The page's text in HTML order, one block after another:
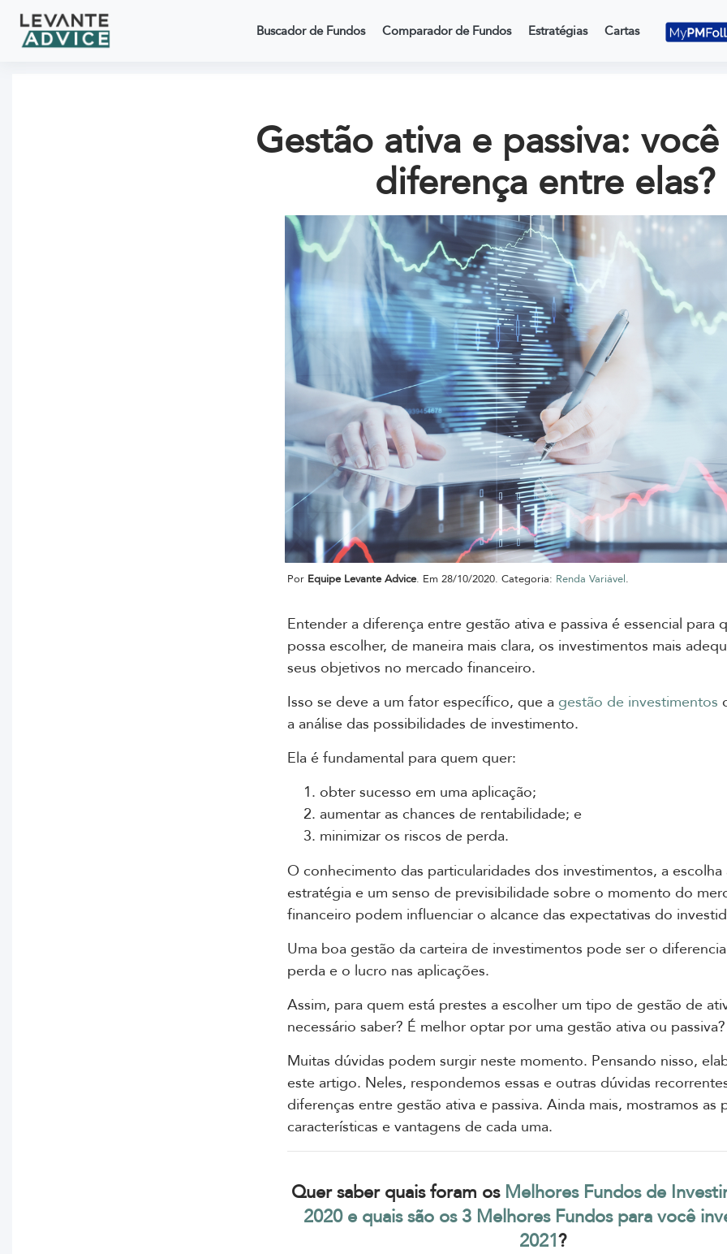
Buscador de Fundos Comparador de Fundos Estratégias Cartas
Gestão ativa e passiva:
diferença entre elas?
Por Equipe Levante Advice. Em 28/10/2020. Categoria: Renda Variável.
Entender a diferença entre gestão ativa e passiva é essencial para
possa escolher, de maneira mais clara, os investimentos mais
seus objetivos no mercado financeiro.
Isso se deve a um fator específico, que a gestão de investimentos
a análise das possibilidades de investimento.
Ela é fundamental para quem quer:
obter sucesso em uma aplicação;
aumentar as chances de rentabilidade; e
minimizar os riscos de perda.
O conhecimento das particularidades dos investimentos, a escolha
estratégia e um senso de previsibilidade sobre o momento do
financeiro podem influenciar o alcance das expectativas do
Uma boa gestão da carteira de investimentos pode ser o
perda e o lucro nas aplicações.
Assim, para quem está prestes a escolher um tipo de gestão de
necessário saber? É melhor optar por uma gestão ativa ou passiva?
Muitas dúvidas podem surgir neste momento. Pensando nisso,
este artigo. Neles, respondemos essas e outras dúvidas
diferenças entre gestão ativa e passiva. Ainda mais, mostramos as
características e vantagens de cada uma.
Quer saber quais foram os Melhores Fundos de
2020 e quais são os 3 Melhores Fundos para você
2021?